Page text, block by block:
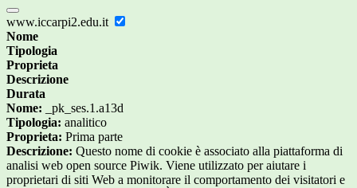
www.iccarpi2.edu.it
Nome
Tipologia
Proprieta
Descrizione
Durata
Nome: _pk_ses.1.a13d
Tipologia: analitico
Proprieta: Prima parte
Descrizione: Questo nome di cookie è associato alla piattaforma di
analisi web open source Piwik. Viene utilizzato per aiutare i
proprietari di siti Web a monitorare il comportamento dei visitatori e